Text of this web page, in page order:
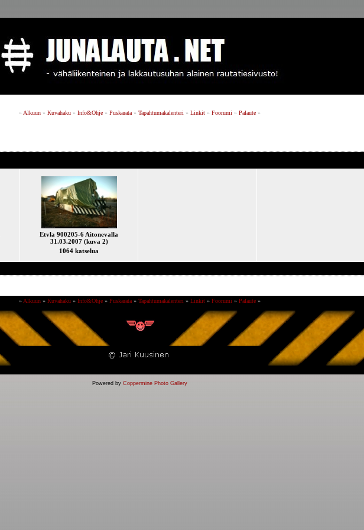
» Alkuun» Kuvahaku» Info&Ohje» Puskarata» Tapahtumakalenteri » Linkit» Foorumi » Palaute»
Etvla 900205-6 Aitonevalla
31.03.2007 (kuva 2)
1064 katselua
» Alkuun» Kuvahaku» Info&Ohje» Puskarata» Tapahtumakalenteri » Linkit» Foorumi » Palaute»
Powered by Coppermine Photo Gallery